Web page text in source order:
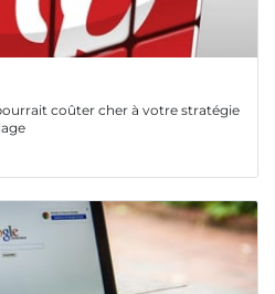
coûter cher à votre stratégie